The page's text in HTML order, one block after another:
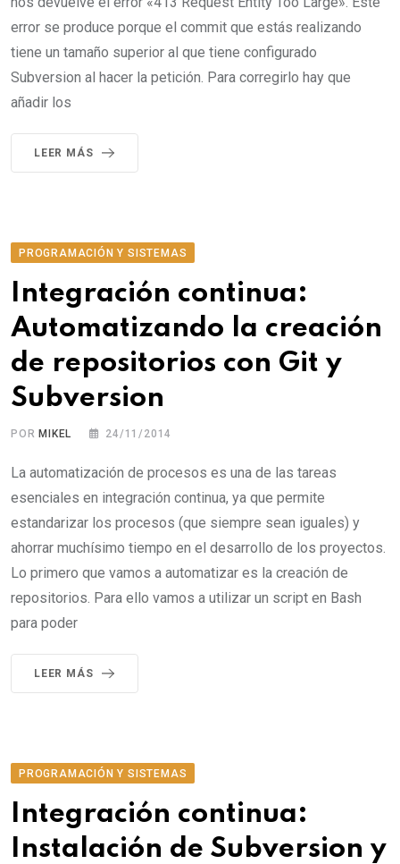
error se produce porque el commit que estás realizando
tiene un tamaño superior al que tiene configurado
Subversion al hacer la petición. Para corregirlo hay que
añadir los
LEER MÁS
PROGRAMACIÓN Y SISTEMAS
Integración continua:
Automatizando la creación
de repositorios con Git y
Subversion
PORMIKEL 24/11/2014
La automatización de procesos es una de las tareas
esenciales en integración continua, ya que permite
estandarizar los procesos (que siempre sean iguales) y
ahorrar muchísimo tiempo en el desarrollo de los proyectos.
Lo primero que vamos a automatizar es la creación de
repositorios. Para ello vamos a utilizar un script en Bash
para poder
LEER MÁS
PROGRAMACIÓN Y SISTEMAS
Integración continua:
Instalación de Subversion y